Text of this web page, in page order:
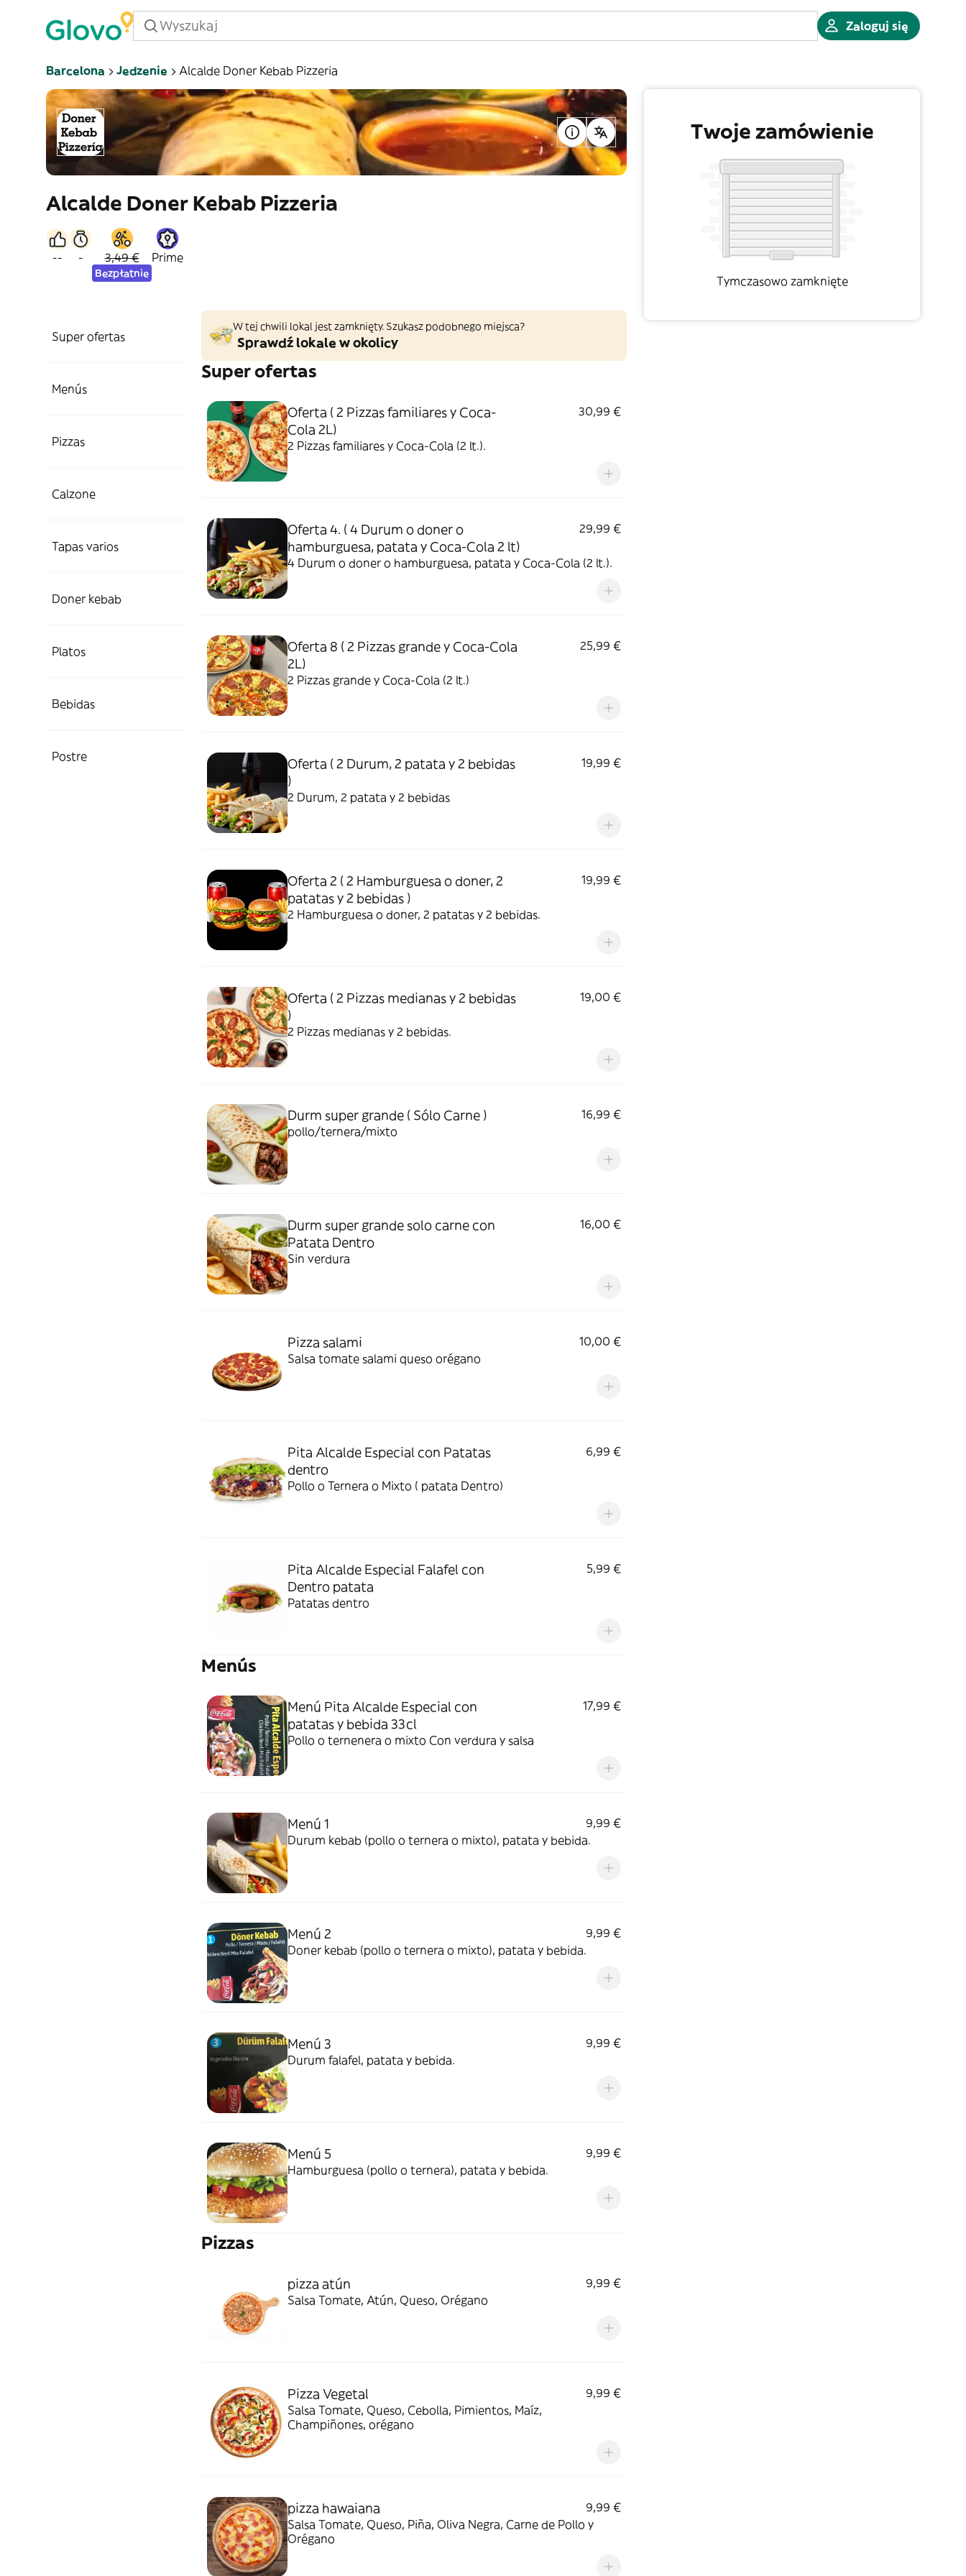
Zaloguj się
Barcelona Jedzenie Alcalde Doner Kebab Pizzeria
Alcalde Doner Kebab Pizzeria
-- - 3,49 €
Bezpłatnie
Prime
Super ofertas
Menús
Pizzas
Calzone
Tapas varios
Doner kebab
Platos
Bebidas
Postre
W tej chwili lokal jest zamknięty. Szukasz podobnego miejsca?
Sprawdź lokale w okolicy
Super ofertas
Oferta ( 2 Pizzas familiares y Coca-
Cola 2L)
30,99 €
2 Pizzas familiares y Coca-Cola (2 lt.).
Oferta 4. ( 4 Durum o doner o
hamburguesa, patata y Coca-Cola 2 lt)
29,99 €
4 Durum o doner o hamburguesa, patata y Coca-Cola (2 lt.).
Oferta 8 ( 2 Pizzas grande y Coca-Cola
2L)
25,99 €
2 Pizzas grande y Coca-Cola (2 lt.)
Oferta ( 2 Durum, 2 patata y 2 bebidas
)
19,99 €
2 Durum, 2 patata y 2 bebidas
Oferta 2 ( 2 Hamburguesa o doner, 2
patatas y 2 bebidas )
19,99 €
2 Hamburguesa o doner, 2 patatas y 2 bebidas.
Oferta ( 2 Pizzas medianas y 2 bebidas
)
19,00 €
2 Pizzas medianas y 2 bebidas.
Durm super grande ( Sólo Carne )
16,99 €
pollo/ternera/mixto
Durm super grande solo carne con
Patata Dentro
16,00 €
Sin verdura
Pizza salami
10,00 €
Salsa tomate salami queso orégano
Pita Alcalde Especial con Patatas
dentro
6,99 €
Pollo o Ternera o Mixto ( patata Dentro)
Pita Alcalde Especial Falafel con
Dentro patata
5,99 €
Patatas dentro
Menús
Menú Pita Alcalde Especial con
patatas y bebida 33cl
17,99 €
Pollo o ternenera o mixto Con verdura y salsa
Menú 1
9,99 €
Durum kebab (pollo o ternera o mixto), patata y bebida.
Menú 2
9,99 €
Doner kebab (pollo o ternera o mixto), patata y bebida.
Menú 3
9,99 €
Durum falafel, patata y bebida.
Menú 5
9,99 €
Hamburguesa (pollo o ternera), patata y bebida.
Pizzas
pizza atún
9,99 €
Salsa Tomate, Atún, Queso, Orégano
Pizza Vegetal
9,99 €
Salsa Tomate, Queso, Cebolla, Pimientos, Maíz,
Champiñones, orégano
pizza hawaiana
9,99 €
Salsa Tomate, Queso, Piña, Oliva Negra, Carne de Pollo y
Orégano
Twoje zamówienie
Tymczasowo zamknięte